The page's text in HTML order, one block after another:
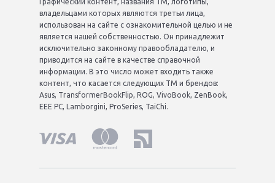
Графический контент, названия ТМ, логотипы,
владельцами которых являются третьи лица,
использован на сайте с ознакомительной целью и не
является нашей собственностью. Он принадлежит
исключительно законному правообладателю, и
приводится на сайте в качестве справочной
информации. В это число может входить также
контент, что касается следующих ТМ и брендов:
Asus, TransformerBookFlip, ROG, VivoBook, ZenBook,
EEE PC, Lamborgini, ProSeries, TaiChi.